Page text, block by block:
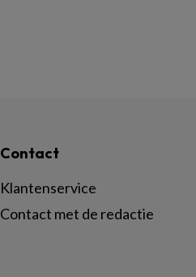
Contact
Klantenservice
Contact met de redactie